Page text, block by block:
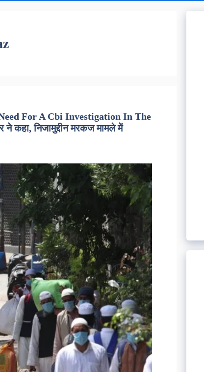
For A Cbi Investigation In The
कहा, निजामुद्दीन मरकज मामले में